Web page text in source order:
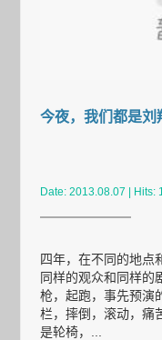
关于光荣
今夜，我们都是刘
Date: 2013.08.07 | Hits:
四年，在不同的地点
同样的观众和同样的
枪，起跑，事先预演
栏，摔倒，滚动，痛
是轮椅，...